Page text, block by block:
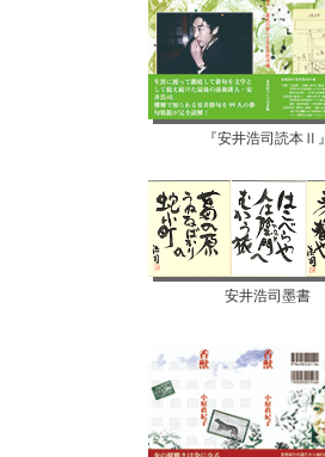
『安井浩司読本Ⅱ』
安井浩司墨書